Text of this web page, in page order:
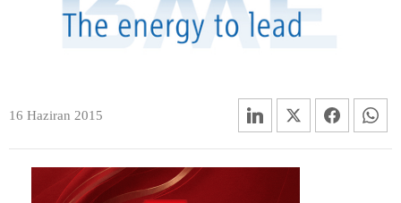
16 Haziran 2015